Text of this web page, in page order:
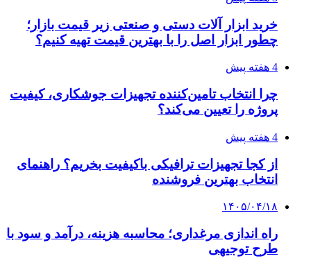
۱۴۰۵/۰۴/۰۹
آربی نوا؛ راهکار هوشمند برای شناسایی
فرصت‌های آربیتراژ ارز دیجیتال
۱۴۰۵/۰۴/۰۶
محبوب شده است؟
۱۴۰۵/۰۳/۳۱
که نباید نادیده بگیرید
۱۴۰۵/۰۳/۲۸
چرا بسیاری از کسب‌وکارها بدون ثبت شرکت